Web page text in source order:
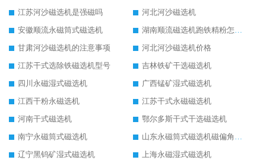
江苏河沙磁选机是强磁吗
河北河沙磁选机
安徽顺流永磁筒式磁选机
湖南顺流磁选机跑铁精粉怎么处理
甘肃河沙磁选机的注意事项
河北河沙磁选机价格
江苏干式选除铁磁选机型号
吉林铁矿干选磁选机
四川永磁湿式磁选机
广西锰矿湿式磁选机
江西干粉永磁选机
江苏干式永磁磁选机
河南干式磁选机
鄂尔多斯干式干选磁选机
南宁永磁筒式磁选机
山东永磁筒式磁选机磁偏角怎么调整
辽宁黑钨矿湿式磁选机
上海永磁湿式磁选机